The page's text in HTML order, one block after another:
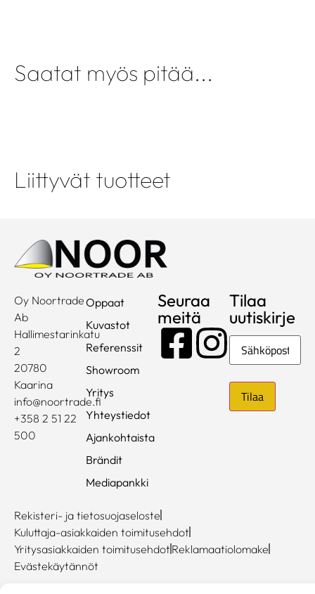
Saatat myös pitää...
Liittyvät tuotteet
Oy Noortrade
Ab
Hallimestarinkatu
2
20780
Kaarina
info@noortrade.fi
+358 2 51 22
500
Oppaat
Kuvastot
Referenssit
Showroom
Yritys
Yhteystiedot
Ajankohtaista
Brändit
Mediapankki
Seuraa
meitä
Tilaa
uutiskirje
Sähköposti
Rekisteri- ja tietosuojaseloste
Kuluttaja-asiakkaiden toimitusehdot
Yritysasiakkaiden toimitusehdot Reklamaatiolomake
Evästekäytännöt